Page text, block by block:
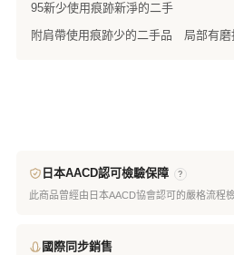
95新少使用痕跡新淨的二手
附肩帶使用痕跡少的二手品 局部有磨損
日本AACD認可檢驗保障 ?
此商品曾經由日本AACD協會認可的嚴格流程檢
國際同步銷售